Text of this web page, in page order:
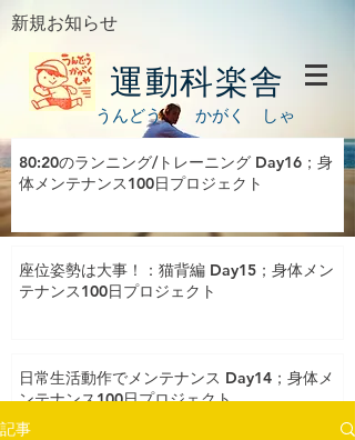
新規お知らせ
運動科楽舎
うんどう かがく しゃ
80:20のランニング/トレーニング Day16；身
体メンテナンス100日プロジェクト
座位姿勢は大事！：猫背編 Day15；身体メン
テナンス100日プロジェクト
日常生活動作でメンテナンス Day14；身体メ
ンテナンス100日プロジェクト
記事